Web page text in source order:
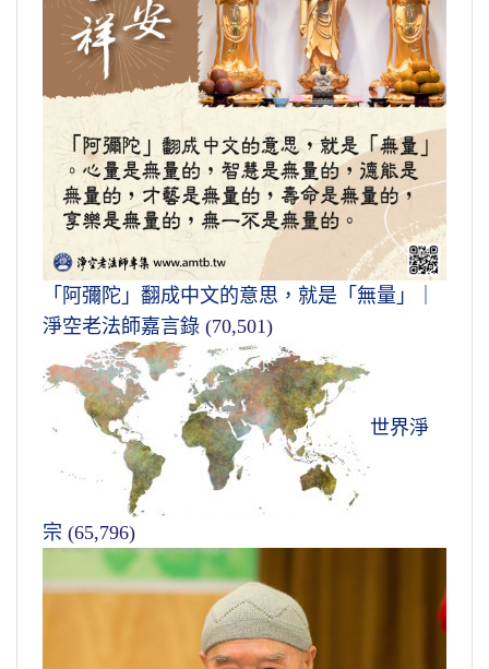
「阿彌陀」翻成中文的意思，就是「無量」｜
淨空老法師嘉言錄 (70,501)
世界淨
宗 (65,796)